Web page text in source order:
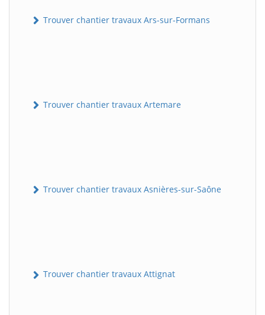
Trouver chantier travaux Ars-sur-Formans
Trouver chantier travaux Artemare
Trouver chantier travaux Asnières-sur-Saône
Trouver chantier travaux Attignat